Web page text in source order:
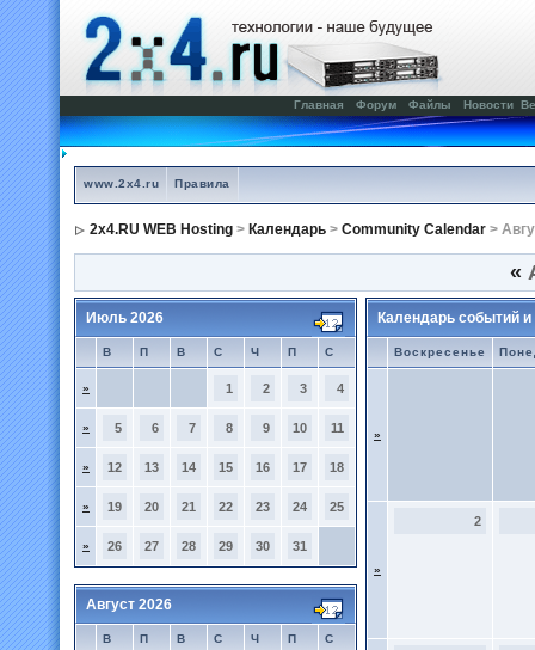
Главная Форум Файлы Новости
www.2x4.ru Правила
2x4.RU WEB Hosting > Календарь > Community Calendar >
«
Июль 2026
В П В С Ч П С
» 1 2 3 4
» 5 6 7 8 9 10 11
» 12 13 14 15 16 17 18
» 19 20 21 22 23 24 25
» 26 27 28 29 30 31
Август 2026
В П В С Ч П С
Календарь событий
Воскресенье
»
»
2